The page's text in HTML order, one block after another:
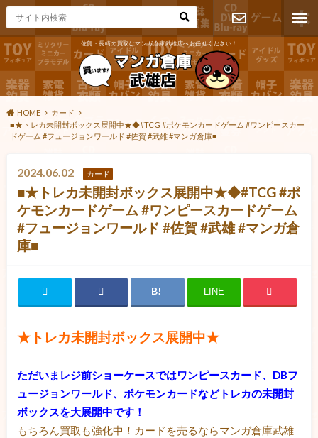
佐賀・長崎の買取はマンガ倉庫武雄店へお任せください！
お問い合わ
せ
HOME
カード
■★トレカ未開封ボックス展開中★◆#TCG #ポケモンカードゲーム #ワンピースカー
ドゲーム #フュージョンワールド #佐賀 #武雄 #マンガ倉庫■
2024.06.02 カード
■★トレカ未開封ボックス展開中★◆#TCG #ポ
ケモンカードゲーム #ワンピースカードゲーム
#フュージョンワールド #佐賀 #武雄 #マンガ倉
庫■
LINE
★トレカ未開封ボックス展開中★
ただいまレジ前ショーケースではワンピースカード、DBフ
ュージョンワールド、ポケモンカードなどトレカの未開封
ボックスを大展開中です！
もちろん買取も強化中！カードを売るならマンガ倉庫武雄